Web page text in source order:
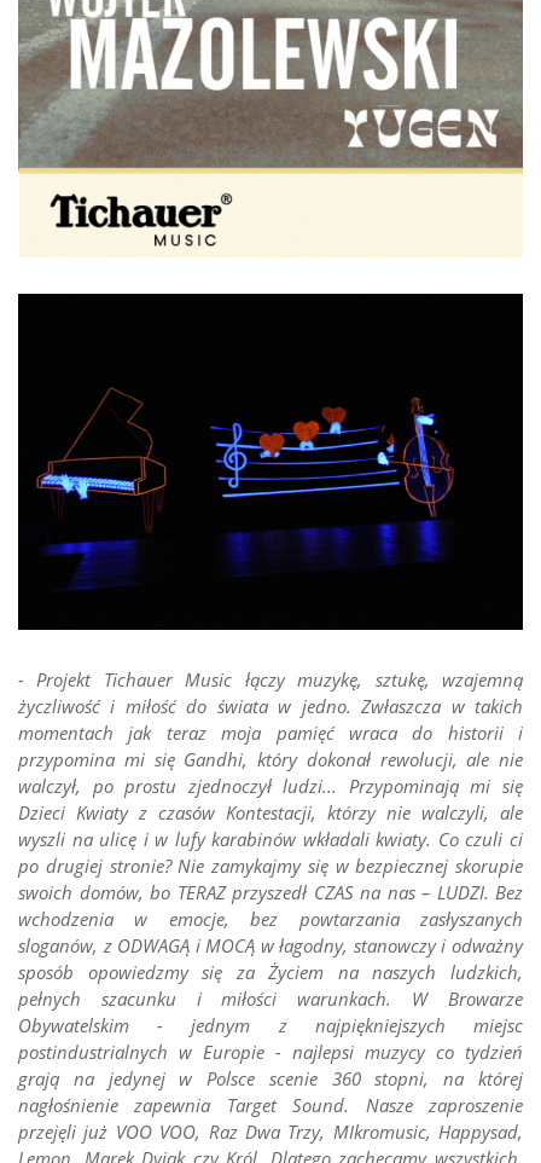
- Projekt Tichauer Music łączy muzykę, sztukę, wzajemną
życzliwość i miłość do świata w jedno. Zwłaszcza w takich
momentach jak teraz moja pamięć wraca do historii i
przypomina mi się Gandhi, który dokonał rewolucji, ale nie
walczył, po prostu zjednoczył ludzi... Przypominają mi się
Dzieci Kwiaty z czasów Kontestacji, którzy nie walczyli, ale
wyszli na ulicę i w lufy karabinów wkładali kwiaty. Co czuli ci
po drugiej stronie? Nie zamykajmy się w bezpiecznej skorupie
swoich domów, bo TERAZ przyszedł CZAS na nas – LUDZI. Bez
wchodzenia w emocje, bez powtarzania zasłyszanych
sloganów, z ODWAGĄ i MOCĄ w łagodny, stanowczy i odważny
sposób opowiedzmy się za Życiem na naszych ludzkich,
pełnych szacunku i miłości warunkach. W Browarze
Obywatelskim - jednym z najpiękniejszych miejsc
postindustrialnych w Europie - najlepsi muzycy co tydzień
grają na jedynej w Polsce scenie 360 stopni, na której
nagłośnienie zapewnia Target Sound. Nasze zaproszenie
przejęli już VOO VOO, Raz Dwa Trzy, MIkromusic, Happysad,
Lemon, Marek Dyjak czy Król. Dlatego zachęcamy wszystkich,